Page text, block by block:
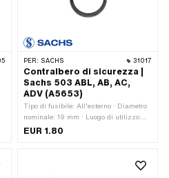
PER: SACHS 31017
Contralbero di sicurezza |
Sachs 503 ABL, AB, AC,
ADV (A5653)
Tipo di fusibile: All'esterno · Diametro
nominale: 19 mm · Luogo di utilizzo:
Albero della frizione · Produttore:
A5653 · Sachs OEM no.: 2512 007
EUR 1.80